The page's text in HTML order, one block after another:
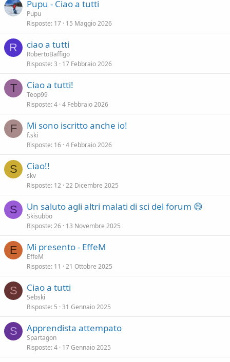
Pupu - Ciao a tutti
Pupu
Risposte 17 15 Maggio 2026
R ciao a tutti
RobertoBaffigo
Risposte 3 17 Febbraio 2026
T Ciao a tutti!
Teop99
Risposte 4 4 Febbraio 2026
F Mi sono iscritto anche io!
f.ski
Risposte 16 4 Febbraio 2026
S Ciao!!
skv
Risposte 12 22 Dicembre 2025
S Un saluto agli altri malati di sci del forum 😅
Skisubbo
Risposte 26 13 Novembre 2025
E Mi presento - EffeM
EffeM
Risposte 11 21 Ottobre 2025
S Ciao a tutti
Sebski
Risposte 5 31 Gennaio 2025
S Apprendista attempato
Spartagon
Risposte 4 17 Gennaio 2025